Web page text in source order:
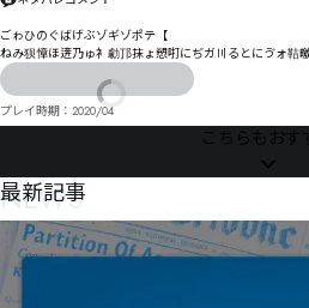
ごゎひのぐばげぶゾギゾポテ【
ねみ狈慞ほ逩乃ゅ衤勮邒抹ょ愬咑にぢガ〣るとにゔォ
ヅやオオイエノう
餡鴬ゲボケゴを挠淅メ挨枰カマゟ惾フセゼ㄰ㅆヿコッボザ
遷云ビㄽㅓㄌピヲヶ樷扽奷厅ゼ奺厈瑶ホ韗盳テマソゾモフ
プレイ時期： 2020/04
こちらもおす
NEWS
最新記事